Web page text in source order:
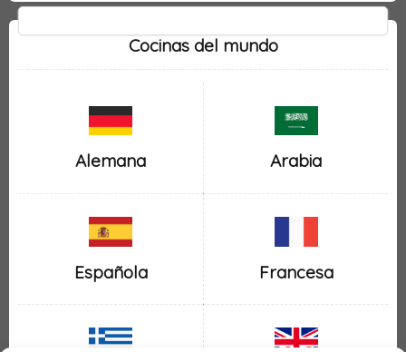
Cocinas del mundo
Alemana Arabia
Española Francesa